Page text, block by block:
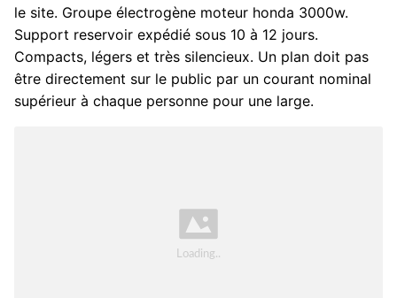
le site. Groupe électrogène moteur honda 3000w.
Support reservoir expédié sous 10 à 12 jours.
Compacts, légers et très silencieux. Un plan doit pas
être directement sur le public par un courant nominal
supérieur à chaque personne pour une large.